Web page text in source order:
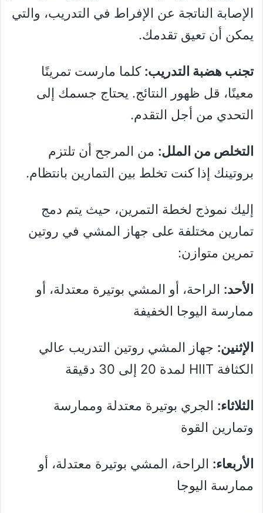
الإصابة الناتجة عن الإفراط في التدريب، والتي
يمكن أن تعيق تقدمك.
تجنب هضبة التدريب: كلما مارست تمرينًا
معينًا، قل ظهور النتائج. يحتاج جسمك إلى
التحدي من أجل التقدم.
التخلص من الملل: من المرجح أن تلتزم
بروتينك إذا كنت تخلط بين التمارين بانتظام.
إليك نموذج لخطة التمرين، حيث يتم دمج
تمارين مختلفة على جهاز المشي في روتين
تمرين متوازن:
الأحد: الراحة، أو المشي بوتيرة معتدلة، أو
ممارسة اليوجا الخفيفة
الإثنين: جهاز المشي روتين التدريب عالي
الكثافة HIIT لمدة 20 إلى 30 دقيقة
الثلاثاء: الجري بوتيرة معتدلة وممارسة
وتمارين القوة
الأربعاء: الراحة، المشي بوتيرة معتدلة، أو
ممارسة اليوجا